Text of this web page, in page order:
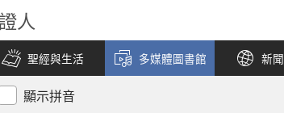
人
聖經與生活 多媒體圖書館 新聞
顯示拼音